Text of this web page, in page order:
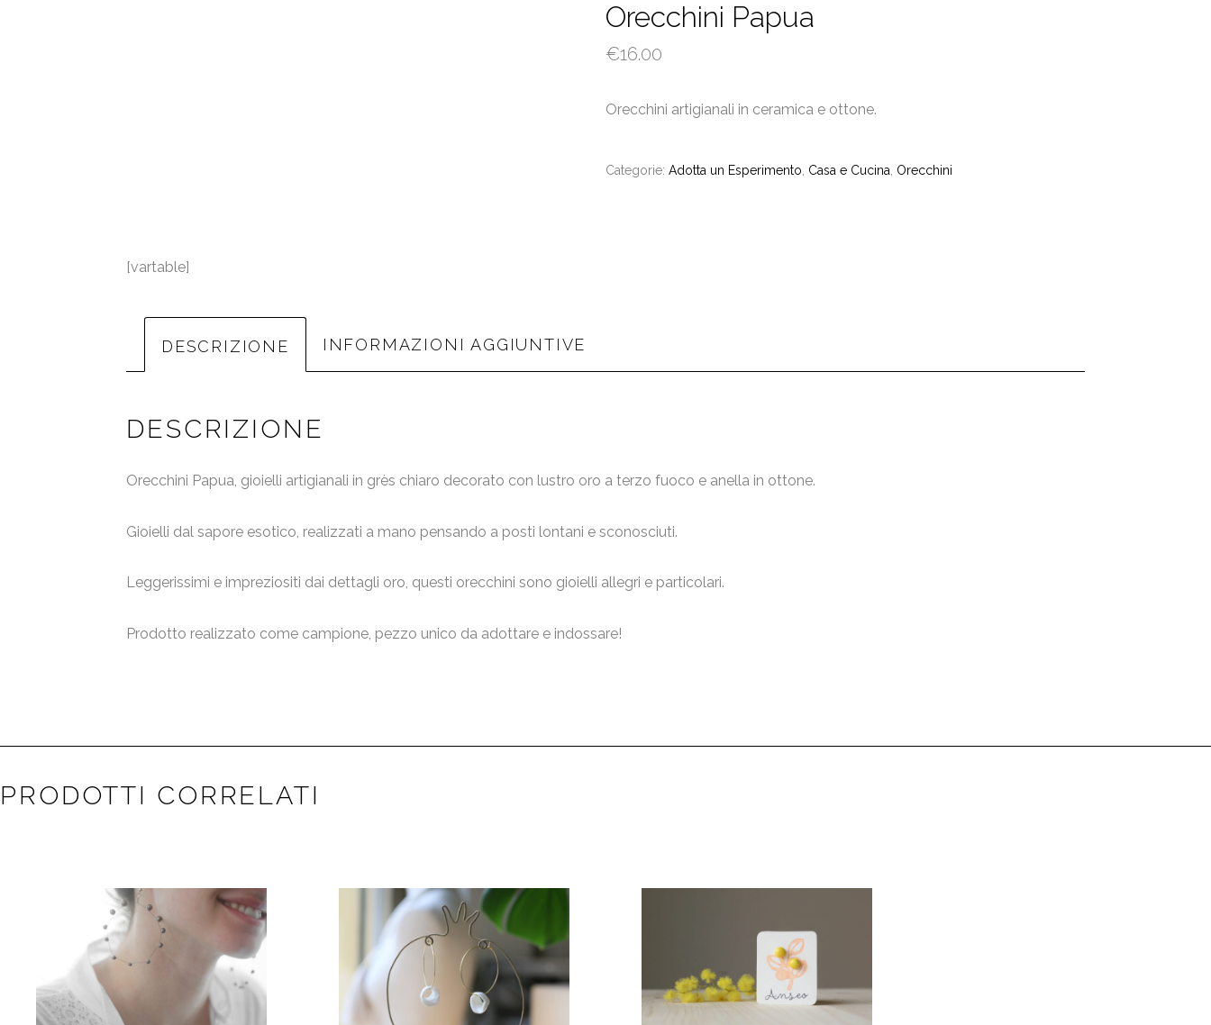
Orecchini Papua
€16.00
Orecchini artigianali in ceramica e ottone.
Categorie: Adotta un Esperimento Casa e Cucina Orecchini
[vartable]
DESCRIZIONE INFORMAZIONI AGGIUNTIVE
DESCRIZIONE
Orecchini Papua, gioielli artigianali in grès chiaro decorato con lustro oro a terzo fuoco e anella in ottone.
Gioielli dal sapore esotico, realizzati a mano pensando a posti lontani e sconosciuti.
Leggerissimi e impreziositi dai dettagli oro, questi orecchini sono gioielli allegri e particolari.
Prodotto realizzato come campione, pezzo unico da adottare e indossare!
PRODOTTI CORRELATI